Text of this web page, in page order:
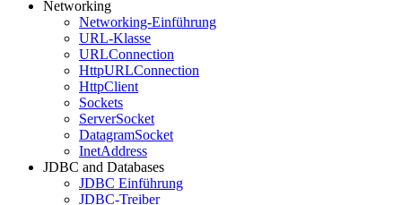
Networking
Networking-Einführung
URL-Klasse
URLConnection
HttpURLConnection
HttpClient
Sockets
ServerSocket
DatagramSocket
InetAddress
JDBC and Databases
JDBC Einführung
JDBC-Treiber